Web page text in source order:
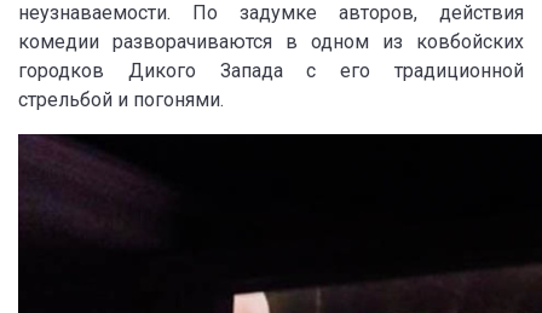
неузнаваемости. По задумке авторов, действия
комедии разворачиваются в одном из ковбойских
городков Дикого Запада с его традиционной
стрельбой и погонями.